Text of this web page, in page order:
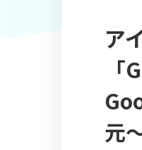
ア
元